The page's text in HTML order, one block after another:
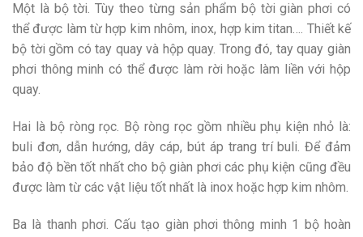
Một là bộ tời. Tùy theo từng sản phẩm bộ tời giàn phơi có
thể được làm từ hợp kim nhôm, inox, hợp kim titan…. Thiết kế
bộ tời gồm có tay quay và hộp quay. Trong đó, tay quay giàn
phơi thông minh có thể được làm rời hoặc làm liền với hộp
quay.
Hai là bộ ròng rọc. Bộ ròng rọc gồm nhiều phụ kiện nhỏ là:
buli đơn, dẫn hướng, dây cáp, bút áp trang trí buli. Để đảm
bảo độ bền tốt nhất cho bộ giàn phơi các phụ kiện cũng đều
được làm từ các vật liệu tốt nhất là inox hoặc hợp kim nhôm.
Ba là thanh phơi. Cấu tạo giàn phơi thông minh 1 bộ hoàn